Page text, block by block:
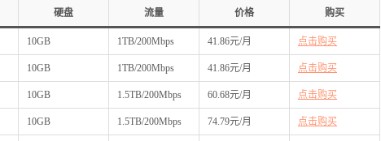
硬盘 流量 价格 购买
10GB 1TB/200Mbps 41.86元/月 点击购买
10GB 1TB/200Mbps 41.86元/月 点击购买
10GB 1.5TB/200Mbps 60.68元/月 点击购买
10GB 1.5TB/200Mbps 74.79元/月 点击购买